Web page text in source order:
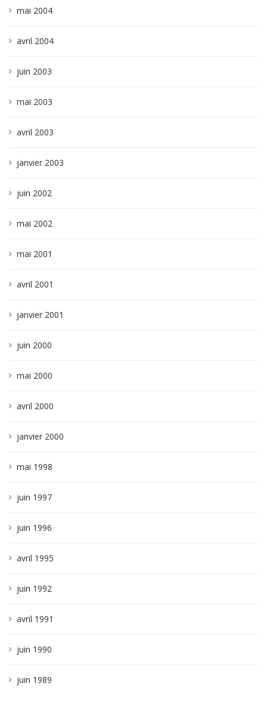
mai 2004
avril 2004
juin 2003
mai 2003
avril 2003
janvier 2003
juin 2002
mai 2002
mai 2001
avril 2001
janvier 2001
juin 2000
mai 2000
avril 2000
janvier 2000
mai 1998
juin 1997
juin 1996
avril 1995
juin 1992
avril 1991
juin 1990
juin 1989